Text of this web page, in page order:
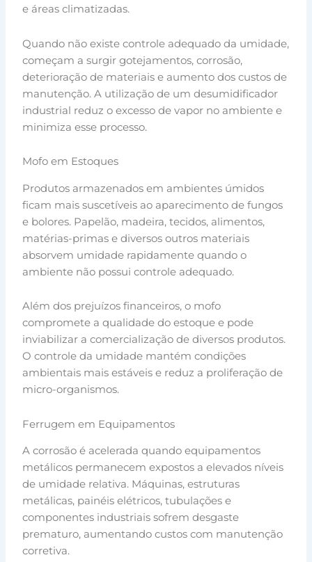
e áreas climatizadas.
Quando não existe controle adequado da umidade,
começam a surgir gotejamentos, corrosão,
deterioração de materiais e aumento dos custos de
manutenção. A utilização de um desumidificador
industrial reduz o excesso de vapor no ambiente e
minimiza esse processo.
Mofo em Estoques
Produtos armazenados em ambientes úmidos
ficam mais suscetíveis ao aparecimento de fungos
e bolores. Papelão, madeira, tecidos, alimentos,
matérias-primas e diversos outros materiais
absorvem umidade rapidamente quando o
ambiente não possui controle adequado.
Além dos prejuízos financeiros, o mofo
compromete a qualidade do estoque e pode
inviabilizar a comercialização de diversos produtos.
O controle da umidade mantém condições
ambientais mais estáveis e reduz a proliferação de
micro-organismos.
Ferrugem em Equipamentos
A corrosão é acelerada quando equipamentos
metálicos permanecem expostos a elevados níveis
de umidade relativa. Máquinas, estruturas
metálicas, painéis elétricos, tubulações e
componentes industriais sofrem desgaste
prematuro, aumentando custos com manutenção
corretiva.